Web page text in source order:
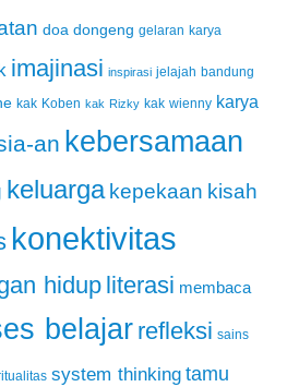
doa dongeng gelaran karya
imajinasi inspirasi jelajah bandung
kak Koben kak Rizky kak wienny karya
an kebersamaan
keluarga kepekaan kisah
konektivitas
hidup literasi membaca
belajar refleksi sains
system thinking tamu